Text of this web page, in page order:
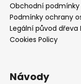
Obchodní podmínky
Podmínky ochrany
Legální původ dřeva
Cookies Policy
Návody